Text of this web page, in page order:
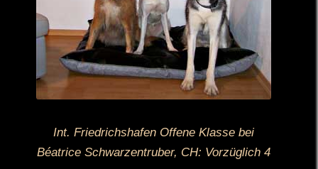
Int. Friedrichshafen Offene Klasse bei
Béatrice Schwarzentruber, CH: Vorzüglich 4